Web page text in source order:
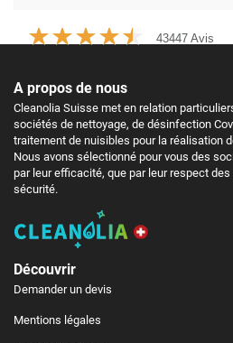
43447 Avis
A propos de nous
Cleanolia Suisse met en relation
sociétés de nettoyage, de désinfection
traitement de nuisibles pour la réalisation
Nous avons sélectionné pour vous des
par leur efficacité, que par leur respect des
sécurité.
Découvrir
Demander un devis
Mentions légales